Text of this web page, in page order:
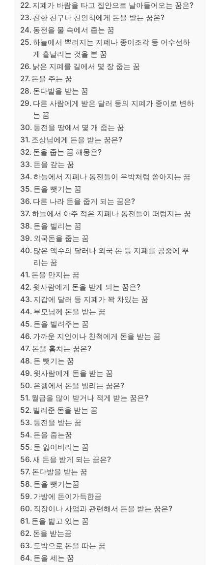
지폐가 바람을 타고 집안으로 날아들어오는 꿈은?
친한 친구나 친인척에게 돈을 받는 꿈은?
동전을 물 속에서 줍는 꿈
하늘에서 뿌려지는 지폐나 종이조각 등 어수선하
게 흩날리는 것을 본 꿈
낡은 지폐를 길에서 몇 장 줍는 꿈
​돈을 주는 꿈
돈다발을 받는 꿈
다른 사람에게 받은 달러 등의 지폐가 종이로 변하
는 꿈
동전을 땅에서 몇 개 줍는 꿈
조상님에게 돈을 받는 꿈은?
돈을 줍는 꿈 해몽은?
돈을 갚는 꿈
하늘에서 지폐나 동전들이 우박처럼 쏟아지는 꿈
돈을 뺏기는 꿈
다른 나라 돈을 줍게 되는 꿈은?
하늘에서 아주 적은 지폐나 동전들이 떠렁지는 꿈
돈을 빌리는 꿈
외국돈을 줍는 꿈
많은 액수의 달러나 외국 돈 등 지폐를 공중에 뿌
리는 꿈
돈을 만지는 꿈
윗사람에게 돈을 받게 되는 꿈은?
지갑에 달러 등 지폐가 꽉 차있는 꿈
부모님께 돈을 받는 꿈
돈을 빌려주는 꿈
가까운 지인이나 친척에게 돈을 받는 꿈
돈을 훔치는 꿈은?
돈 뺏기는 꿈
윗사람에게 돈을 받는 꿈
은행에서 돈을 빌리는 꿈은?
월급을 많이 받거나 적게 받는 꿈은?
빌려준 돈을 받는 꿈
동전을 받는 꿈
돈을 줍는꿈
돈 잃어버리는 꿈
새 돈을 받게 되는 꿈은?
돈다발을 받는 꿈
돈을 뺏기는꿈
가방에 돈이가득한꿈
​직장이나 사업과 관련해서 돈을 받는 꿈은?
돈을 밟고 있는 꿈
돈을 받는꿈
도박으로 돈을 따는 꿈
돈을 세는 꿈